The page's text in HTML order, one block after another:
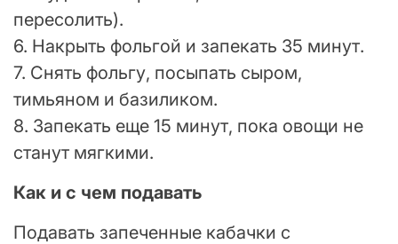
пересолить).
6. Накрыть фольгой и запекать 35 минут.
7. Снять фольгу, посыпать сыром,
тимьяном и базиликом.
8. Запекать еще 15 минут, пока овощи не
станут мягкими.
Как и с чем подавать
Подавать запеченные кабачки с